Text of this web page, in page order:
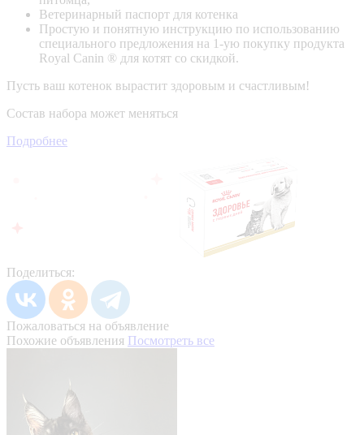
Ветеринарный паспорт для котенка
Простую и понятную инструкцию по использованию
специального предложения на 1-ую покупку продукта
Royal Canin ® для котят со скидкой.
Пусть ваш котенок вырастит здоровым и счастливым!
Состав набора может меняться
Подробнее
Поделиться:
Пожаловаться на объявление
Похожие объявления Посмотреть все